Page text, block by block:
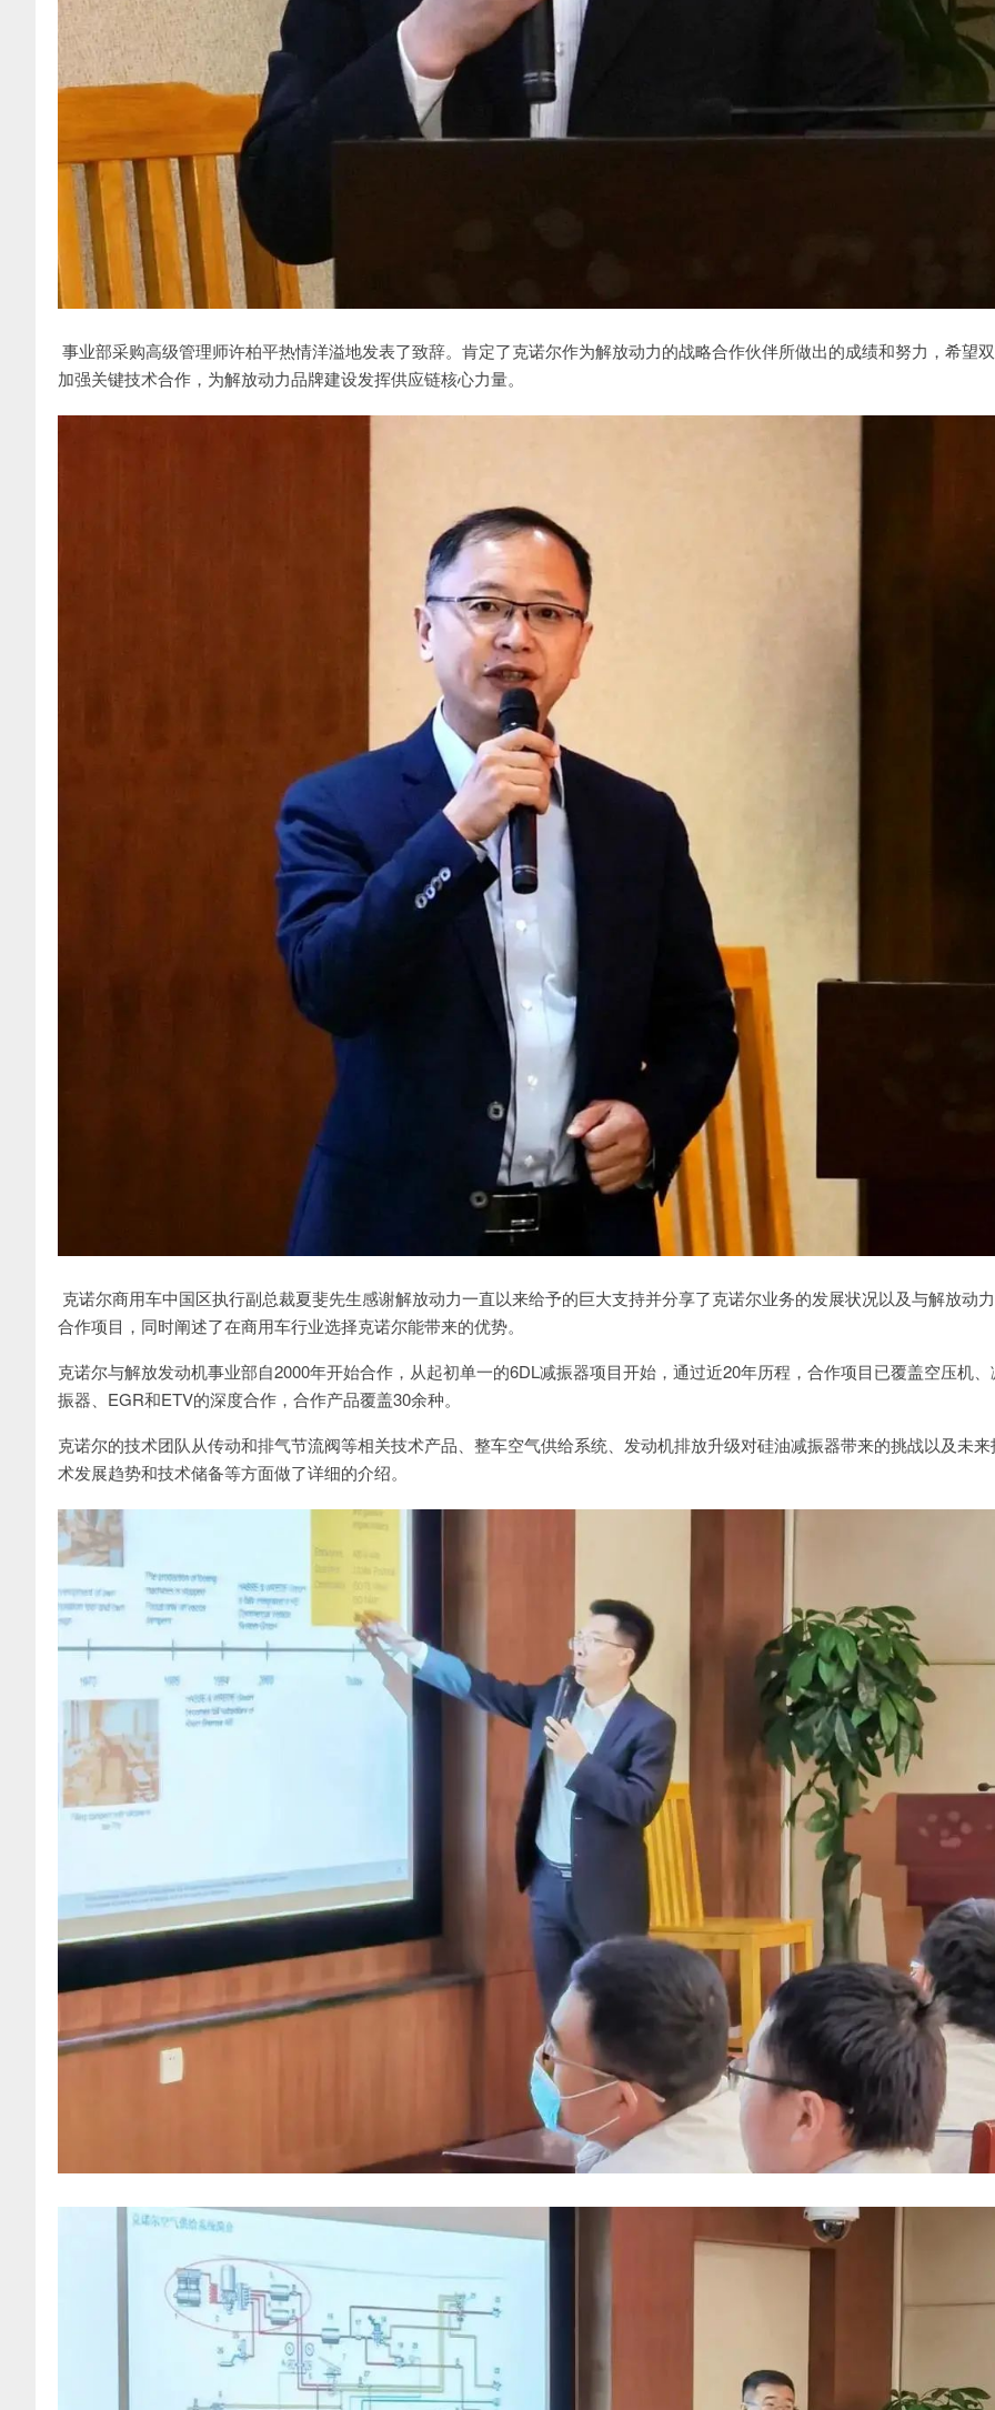
事业部采购高级管理师许柏平热情洋溢地发表了致辞。肯定了克诺尔作为解放动力的战略合作伙伴所做出的成绩和努力，希望
加强关键技术合作，为解放动力品牌建设发挥供应链核心力量。
克诺尔商用车中国区执行副总裁夏斐先生感谢解放动力一直以来给予的巨大支持并分享了克诺尔业务的发展状况以及与解放动
合作项目，同时阐述了在商用车行业选择克诺尔能带来的优势。
克诺尔与解放发动机事业部自2000年开始合作，从起初单一的6DL减振器项目开始，通过近20年历程，合作项目已覆盖空压机、
振器、EGR和ETV的深度合作，合作产品覆盖30余种。
克诺尔的技术团队从传动和排气节流阀等相关技术产品、整车空气供给系统、发动机排放升级对硅油减振器带来的挑战以及未来
术发展趋势和技术储备等方面做了详细的介绍。